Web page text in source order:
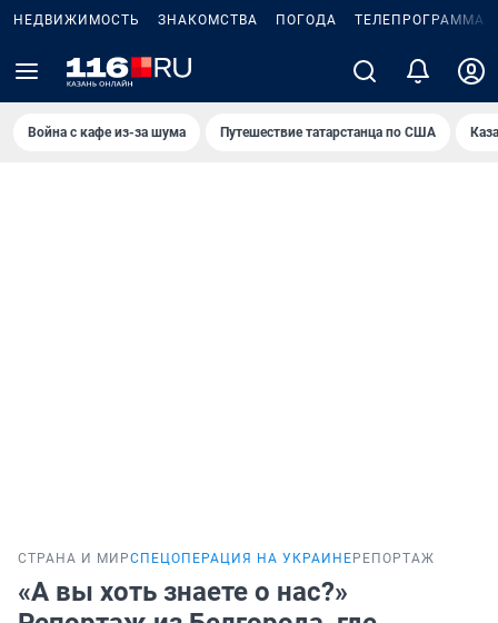
НЕДВИЖИМОСТЬ ЗНАКОМСТВА ПОГОДА ТЕЛЕПРОГРАММА
Война с кафе из-за шума Путешествие татарстанца по США
СТРАНА И МИРСПЕЦОПЕРАЦИЯ НА УКРАИНЕ РЕПОРТАЖ
«А вы хоть знаете о нас?»